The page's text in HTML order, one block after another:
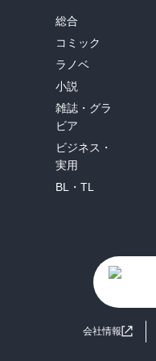
総合
コミック
ラノベ
小説
雑誌・グラ
ビア
ビジネス・
実用
BL・TL
会社情報